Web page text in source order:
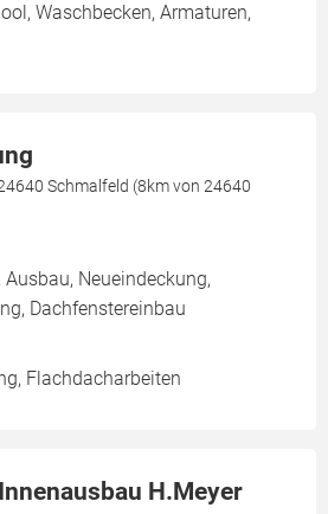
Waschbecken, Armaturen,
Schmalfeld (8km von 24640
Ausbau, Neueindeckung,
Dachfenstereinbau
Flachdacharbeiten
H.Meyer